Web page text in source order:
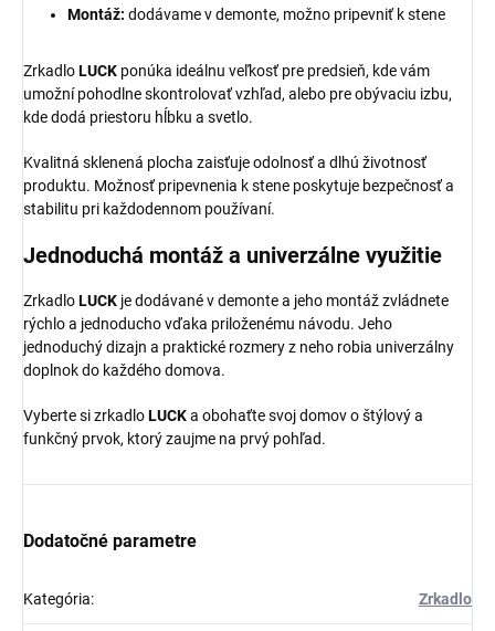
Montáž: dodávame v demonte, možno pripevniť k stene
ZrkadloLUCK ponúka ideálnu veľkosť pre predsieň, kde vám
umožní pohodlne skontrolovať vzhľad, alebo pre obývaciu izbu,
kde dodá priestoru hĺbku a svetlo.
Kvalitná sklenená plocha zaisťuje odolnosť a dlhú životnosť
produktu. Možnosť pripevnenia k stene poskytuje bezpečnosť a
stabilitu pri každodennom používaní.
Jednoduchá montáž a univerzálne využitie
ZrkadloLUCK je dodávané v demonte a jeho montáž zvládnete
rýchlo a jednoducho vďaka priloženému návodu. Jeho
jednoduchý dizajn a praktické rozmery z neho robia univerzálny
doplnok do každého domova.
Vyberte si zrkadloLUCKa obohaťte svoj domov o štýlový a
funkčný prvok, ktorý zaujme na prvý pohľad.
Dodatočné parametre
Kategória: Zrkadlo